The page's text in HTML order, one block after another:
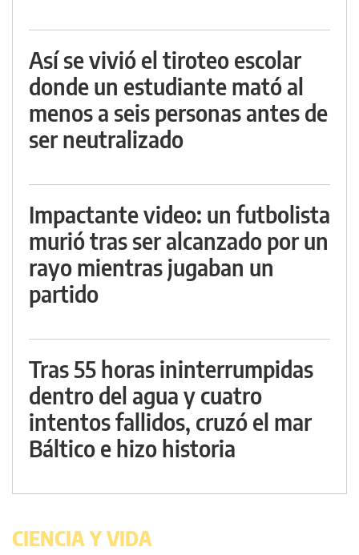
Así se vivió el tiroteo escolar
donde un estudiante mató al
menos a seis personas antes de
ser neutralizado
Impactante video: un futbolista
murió tras ser alcanzado por un
rayo mientras jugaban un
partido
Tras 55 horas ininterrumpidas
dentro del agua y cuatro
intentos fallidos, cruzó el mar
Báltico e hizo historia
CIENCIA Y VIDA